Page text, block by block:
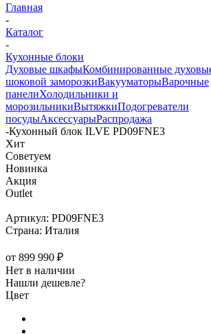
Главная
-
Каталог
-
Кухонные блоки
Духовые шкафыКомбинированные
шоковой заморозкиВакууматорыВарочные
панелиХолодильники и
морозильникиВытяжкиПодогреватели
посудыАксессуарыРаспродажа
-Кухонный блок ILVE PD09FNE3
Хит
Советуем
Новинка
Акция
Outlet
Артикул: PD09FNE3
Страна: Италия
от 899 990 ₽
Нет в наличии
Нашли дешевле?
Цвет